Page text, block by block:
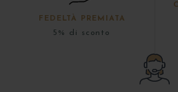
FEDELTÀ PREMIATA
5% di sconto